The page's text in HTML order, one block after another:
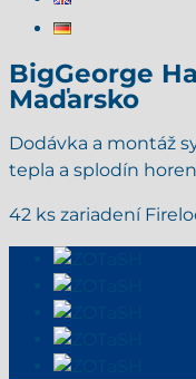
BigGeorge
Maďarsko
Dodávka a montáž
tepla a splodín
42 ks zariadení